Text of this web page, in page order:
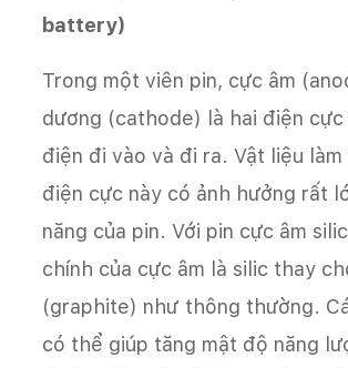
battery)
Trong một viên pin, cực âm
dương (cathode) là hai điện cực
điện đi vào và đi ra. Vật liệu làm
điện cực này có ảnh hưởng rất
năng của pin. Với pin cực âm
chính của cực âm là silic thay
(graphite) như thông thường.
có thể giúp tăng mật độ năng